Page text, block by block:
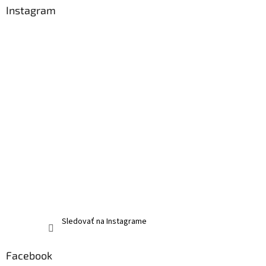
Instagram
Sledovať na Instagrame
Facebook